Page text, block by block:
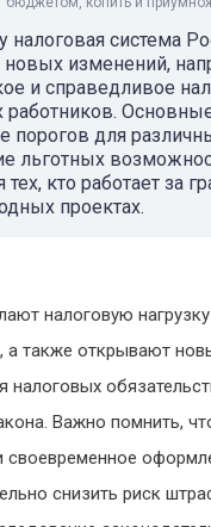
налоговая система
новых изменений,
и справедливое
работников.
порогов для
льготных
тех, кто работает за
проектах.
налоговую
а также открывают
налоговых
Важно помнить,
своевременное
снизить риск